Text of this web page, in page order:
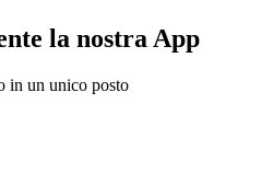
la nostra App
in un unico posto